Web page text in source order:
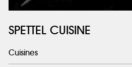
SPETTEL CUISINE
Cuisines